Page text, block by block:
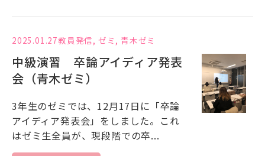
2025.01.27教員発信, ゼミ ,青木ゼミ
中級演習 卒論アイディア発表
会（青木ゼミ）
3年生のゼミでは、12月17日に「卒論
アイディア発表会」をしました。これ
はゼミ生全員が、現段階での卒...